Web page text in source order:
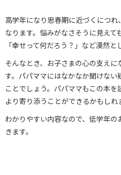
高学年になり思春期に近づくにつ
なります。悩みがなさそうに見えて
「幸せって何だろう？」など漠然と
そんなとき、お子さまの心の支え
す。パパママにはなかなか聞けない
ことでしょう。パパママもこの本
より寄り添うことができるかもしれ
わかりやすい内容なので、低学年
きます。